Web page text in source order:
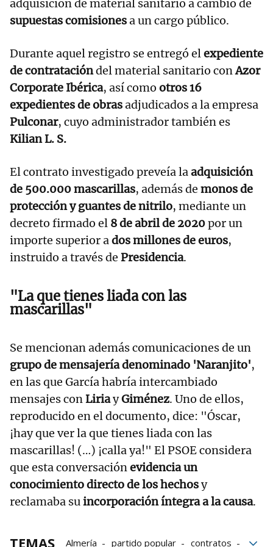
adquisición de material sanitario a cambio de
supuestas comisionesa un cargo público.
Durante aquel registro se entregó elexpediente
de contratacióndel material sanitario conAzor
Corporate Ibérica, así como otros 16
expedientes de obrasadjudicados a la empresa
Pulconar, cuyo administrador también es
Kilian L. S.
El contrato investigado preveía laadquisición
de 500.000 mascarillas, además de monos de
protección y guantes de nitrilo, mediante un
decreto firmado el 8 de abril de 2020por un
importe superior ados millones de euros,
instruido a través de Presidencia.
"La que tienes liada con las
mascarillas"
Se mencionan además comunicaciones de un
grupo de mensajería denominado 'Naranjito',
en las que García habría intercambiado
mensajes conLiriayGiménez. Uno de ellos,
reproducido en el documento, dice: "Óscar,
¡hay que ver la que tienes liada con las
mascarillas! (…) ¡calla ya!" El PSOE considera
que esta conversaciónevidencia un
conocimiento directo de los hechosy
reclamaba suincorporación íntegra a la causa.
TEMAS Almería partido popular
contratos